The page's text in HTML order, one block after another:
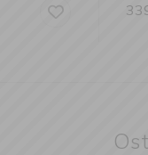
zł